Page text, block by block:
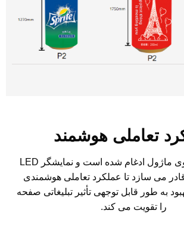
تعاملی هوشمند
آی سی القایی روی ماژول ادغام شده است و نمایشگر LED
می سازد تا عملکرد تعاملی هوشمندی
به طور قابل توجهی تأثیر تبلیغاتی صفحه
را تقویت می کند.